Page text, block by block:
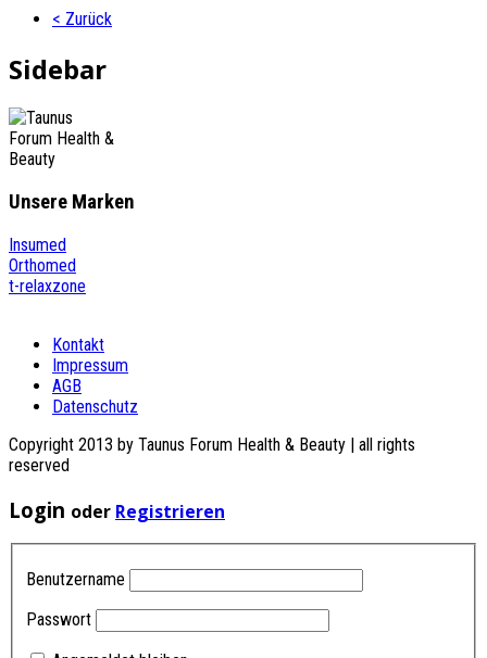
< Zurück
Sidebar
Unsere Marken
Insumed
Orthomed
t-relaxzone
Kontakt
Impressum
AGB
Datenschutz
Copyright 2013 by Taunus Forum Health & Beauty | all rights
reserved
Login oder Registrieren
Benutzername
Passwort